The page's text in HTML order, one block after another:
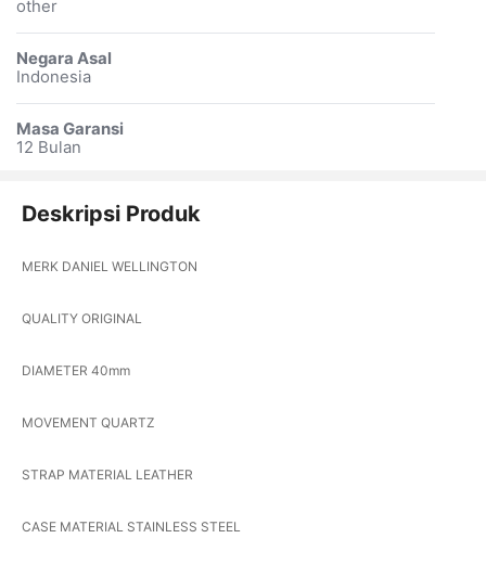
other
Negara Asal
Indonesia
Masa Garansi
12 Bulan
Deskripsi Produk
MERK DANIEL WELLINGTON
QUALITY ORIGINAL
DIAMETER 40mm
MOVEMENT QUARTZ
STRAP MATERIAL LEATHER
CASE MATERIAL STAINLESS STEEL